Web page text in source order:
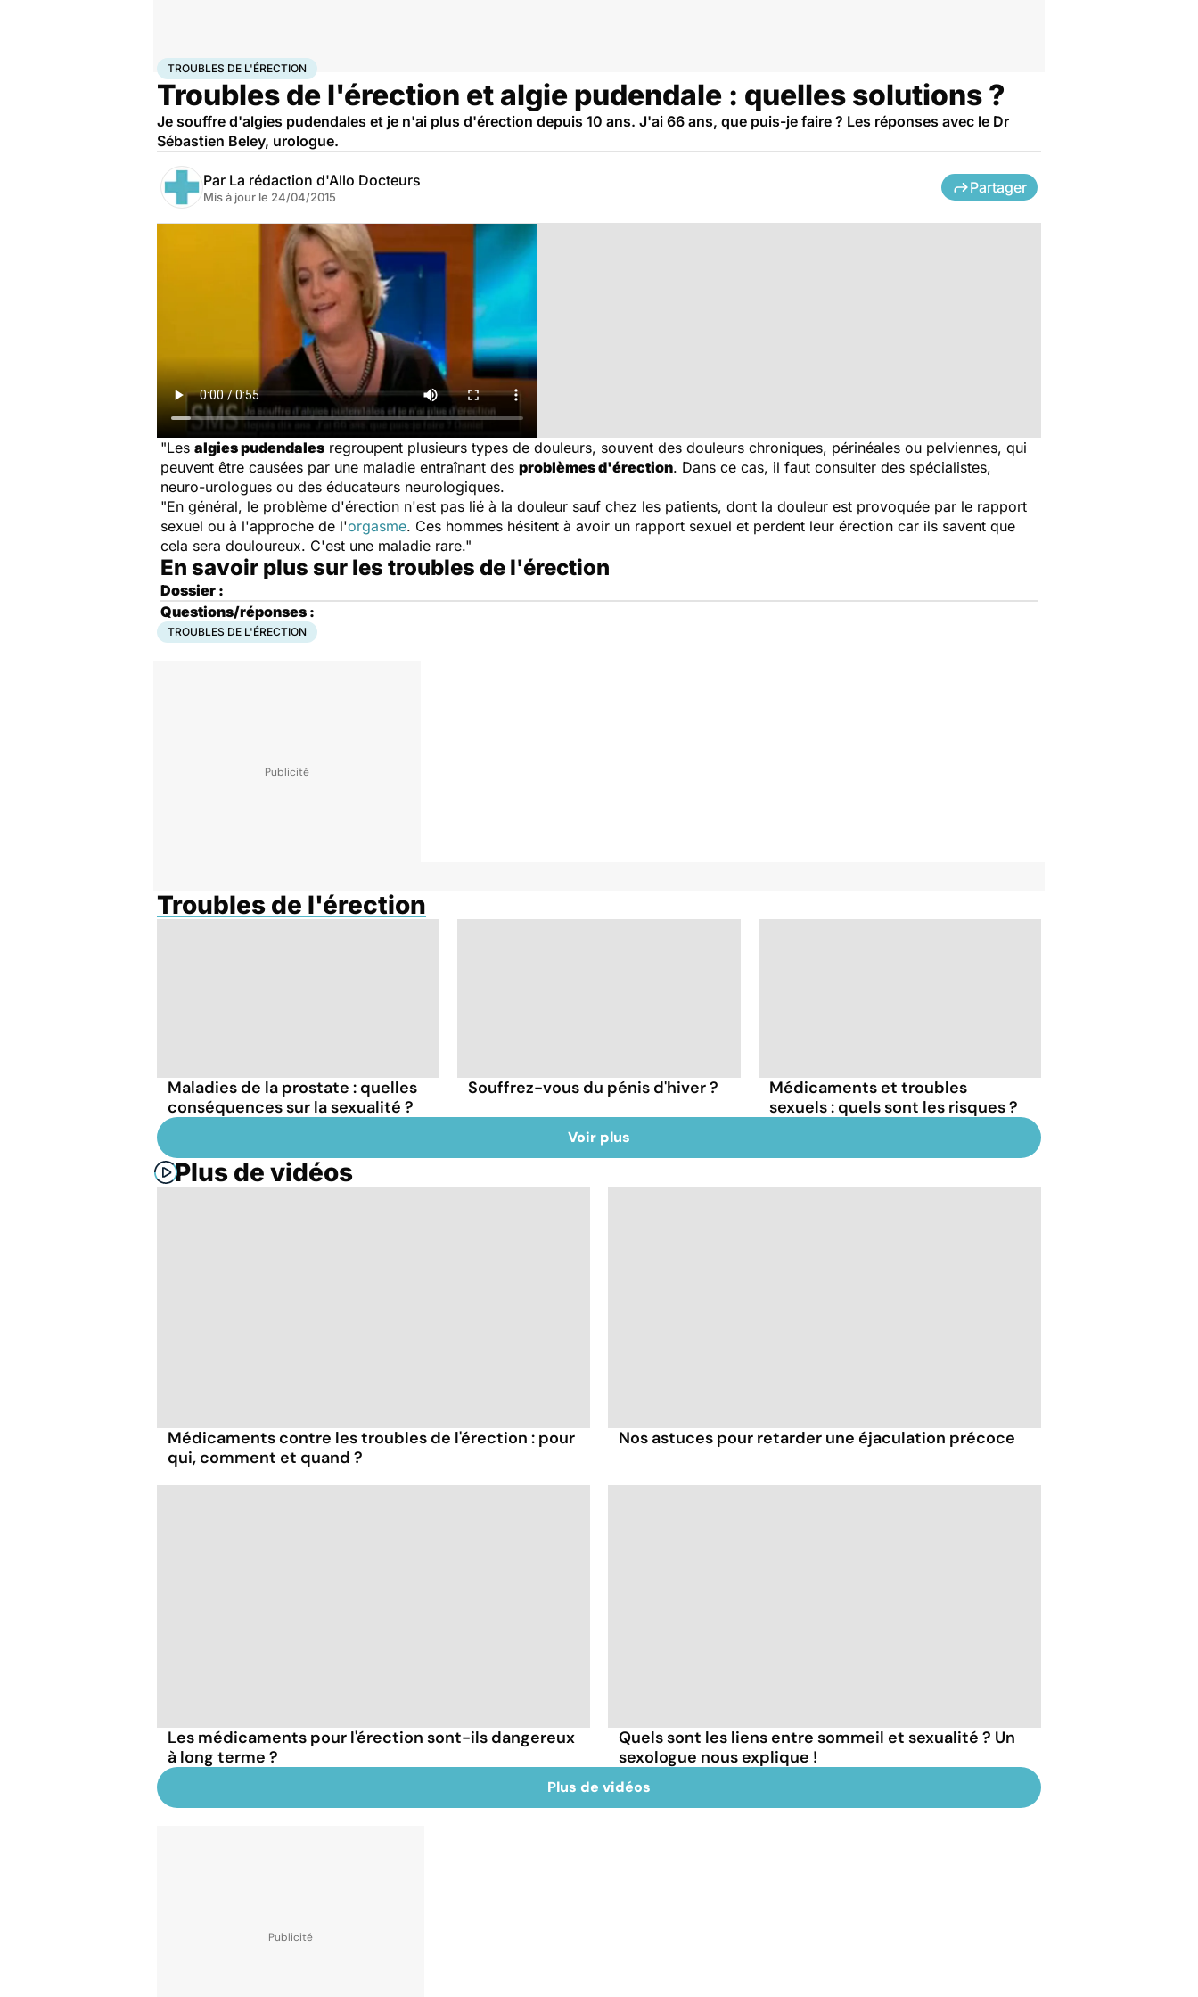
AccueilSanté Troubles de l'érection
TROUBLES DE L'ÉRECTION
Troubles de l'érection et algie pudendale : quelles solutions ?
Je souffre d'algies pudendales et je n'ai plus d'érection depuis 10 ans. J'ai 66 ans, que puis-je faire ? Les réponses avec le Dr
Sébastien Beley, urologue.
Par La rédaction d'Allo Docteurs
Mis à jour le 24/04/2015
Partager
"Les algies pudendales regroupent plusieurs types de douleurs, souvent des douleurs chroniques, périnéales ou pelviennes, qui
peuvent être causées par une maladie entraînant des problèmes d'érection. Dans ce cas, il faut consulter des spécialistes,
neuro-urologues ou des éducateurs neurologiques.
"En général, le problème d'érection n'est pas lié à la douleur sauf chez les patients, dont la douleur est provoquée par le rapport
sexuel ou à l'approche de l'orgasme. Ces hommes hésitent à avoir un rapport sexuel et perdent leur érection car ils savent que
cela sera douloureux. C'est une maladie rare."
En savoir plus sur les troubles de l'érection
Dossier :
Questions/réponses :
TROUBLES DE L'ÉRECTION
Troubles de l'érection
Maladies de la prostate : quelles
conséquences sur la sexualité ?
Souffrez-vous du pénis d'hiver ?
Médicaments et troubles
sexuels : quels sont les risques ?
Voir plus
Plus de vidéos
Médicaments contre les troubles de l'érection : pour
qui, comment et quand ?
Nos astuces pour retarder une éjaculation précoce
Les médicaments pour l'érection sont-ils dangereux
à long terme ?
Quels sont les liens entre sommeil et sexualité ? Un
sexologue nous explique !
Plus de vidéos